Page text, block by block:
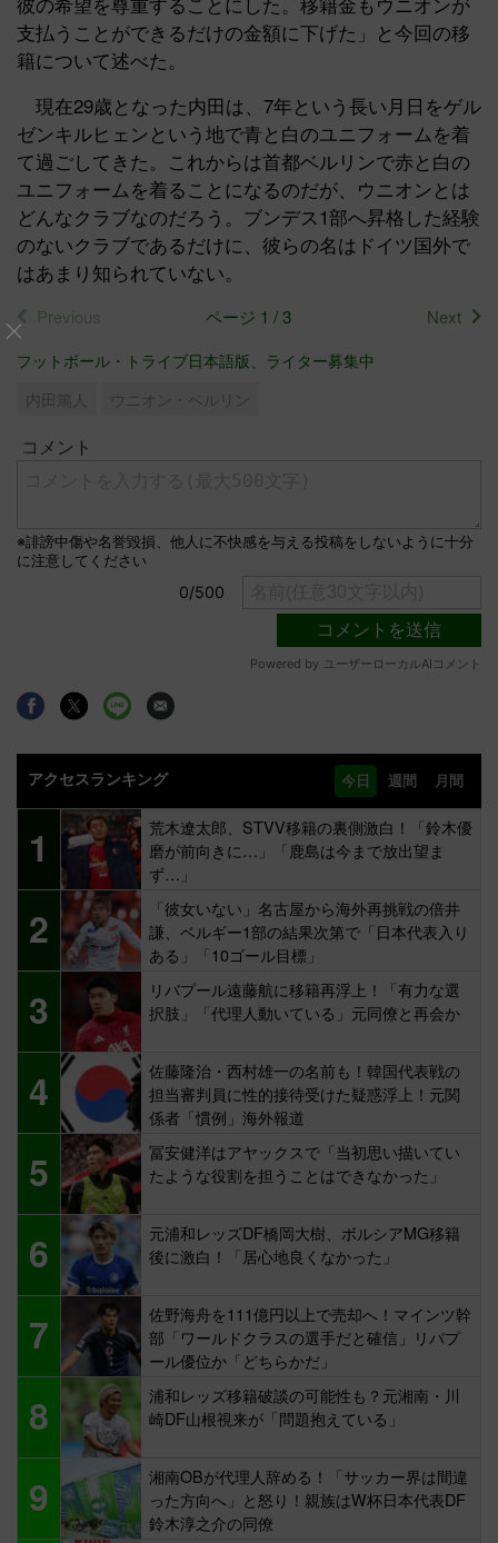
支払うことができるだけの金額に下げた」と今回の移
籍について述べた。
現在29歳となった内田は、7年という長い月日をゲル
ゼンキルヒェンという地で青と白のユニフォームを着
て過ごしてきた。これからは首都ベルリンで赤と白の
ユニフォームを着ることになるのだが、ウニオンとは
どんなクラブなのだろう。ブンデス1部へ昇格した経験
のないクラブであるだけに、彼らの名はドイツ国外で
はあまり知られていない。
Previous ページ 1 / 3
Next
フットボール・トライブ日本語版、ライター募集中
内田篤人 ウニオン・ベルリン
アクセスランキング 今日 週間 月間
1
荒木遼太郎、STVV移籍の裏側激白！「鈴木優
磨が前向きに…」「鹿島は今まで放出望ま
ず…」
2
「彼女いない」名古屋から海外再挑戦の倍井
謙、ベルギー1部の結果次第で「日本代表入り
ある」「10ゴール目標」
3
リバプール遠藤航に移籍再浮上！「有力な選
択肢」「代理人動いている」元同僚と再会か
4
佐藤隆治・西村雄一の名前も！韓国代表戦の
担当審判員に性的接待受けた疑惑浮上！元関
係者「慣例」海外報道
5
冨安健洋はアヤックスで「当初思い描いてい
たような役割を担うことはできなかった」
6
元浦和レッズDF橋岡大樹、ボルシアMG移籍
後に激白！「居心地良くなかった」
7
佐野海舟を111億円以上で売却へ！マインツ幹
部「ワールドクラスの選手だと確信」リバプ
ール優位か「どちらかだ」
8
浦和レッズ移籍破談の可能性も？元湘南・川
崎DF山根視来が「問題抱えている」
9
湘南OBが代理人辞める！「サッカー界は間違
った方向へ」と怒り！親族はW杯日本代表DF
鈴木淳之介の同僚